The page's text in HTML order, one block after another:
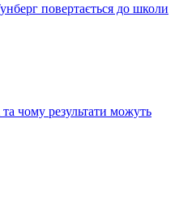
повертається до школи
чому результати можуть